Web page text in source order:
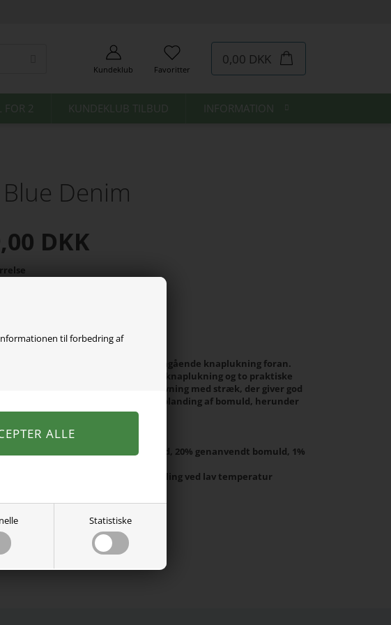
til forbedring af
Statistiske
Kundeklub Favoritter
0,00 DKK
FOR 2 KUNDEKLUB TILBUD INFORMATION
Denim
DKK
denimjakke med krave og gennemgående knaplukning foran.
designet med to brystlommer med knaplukning og to praktiske
Fremstillet i en slidstærk twillvævning med stræk, der giver god
Materialet indeholder en blanding af bomuld, herunder
og genanvendt bomuld.
Blue Denim
49% bomuld, 30% økologisk bomuld, 20% genanvendt bomuld, 1%
Maskinvask 40°C, Tørretumbling ved lav temperatur
VERO MODA GIRL